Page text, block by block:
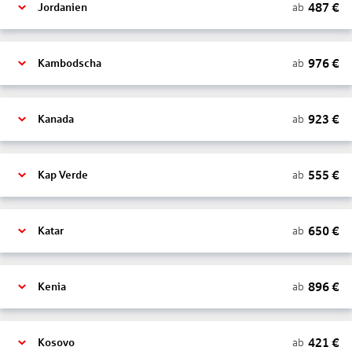
Jordanien ab 487 €
Kambodscha ab 976€
Kanada ab 923 €
Kap Verde ab 555 €
Katar ab 650€
Kenia ab 896€
Kosovo ab 421 €